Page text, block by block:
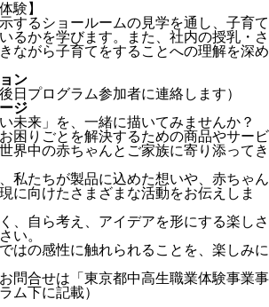
験】
するショールームの見学を通し、子育て
るかを学びます。また、社内の授乳・さ
ながら子育てをすることへの理解を深め
ン
日プログラム参加者に連絡します）
ジ
未来」を、一緒に描いてみませんか？
困りごとを解決するための商品やサービ
界中の赤ちゃんとご家族に寄り添ってき
私たちが製品に込めた想いや、赤ちゃん
に向けたさまざまな活動をお伝えしま
、自ら考え、アイデアを形にする楽しさ
い。
はの感性に触れられることを、楽しみに
問合せは「東京都中高生職業体験事業事
ム下に記載）